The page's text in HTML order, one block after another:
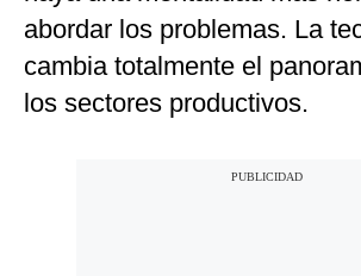
abordar los problemas. La
cambia totalmente el
los sectores productivos.